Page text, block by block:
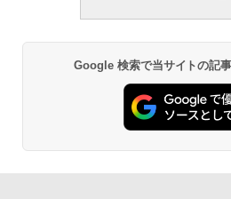
Google 検索で当サイトの記